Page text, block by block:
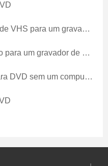
para um gravador de DVD
um gravador de DVD
sem um computador